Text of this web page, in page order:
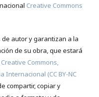
Creative Commons
autor y garantizan a la
de su obra, que estará
Commons,
Internacional (CC BY-NC
compartir, copiar y